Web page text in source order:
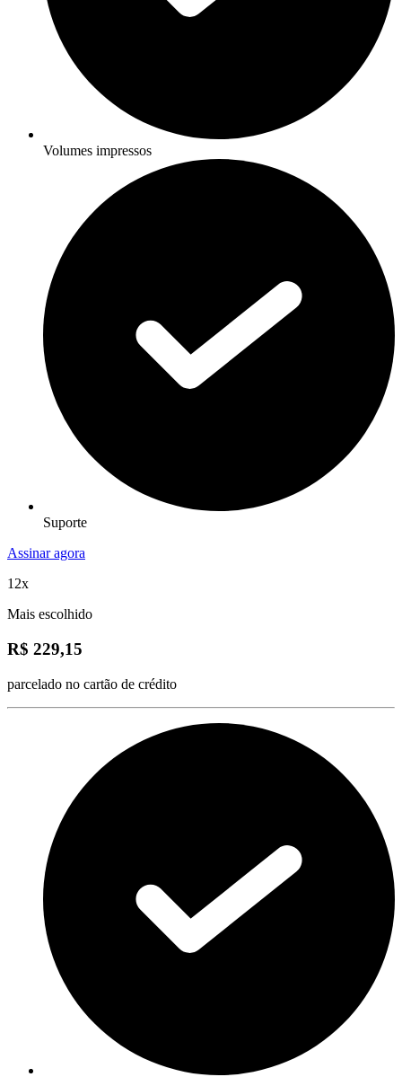
Volumes impressos
Suporte
Assinar agora
12x
Mais escolhido
R$ 229,15
parcelado no cartão de crédito